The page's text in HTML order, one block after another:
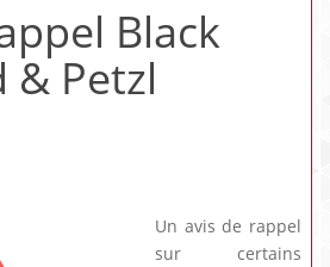
Black
& Petzl
Un avis de rappel
sur certains